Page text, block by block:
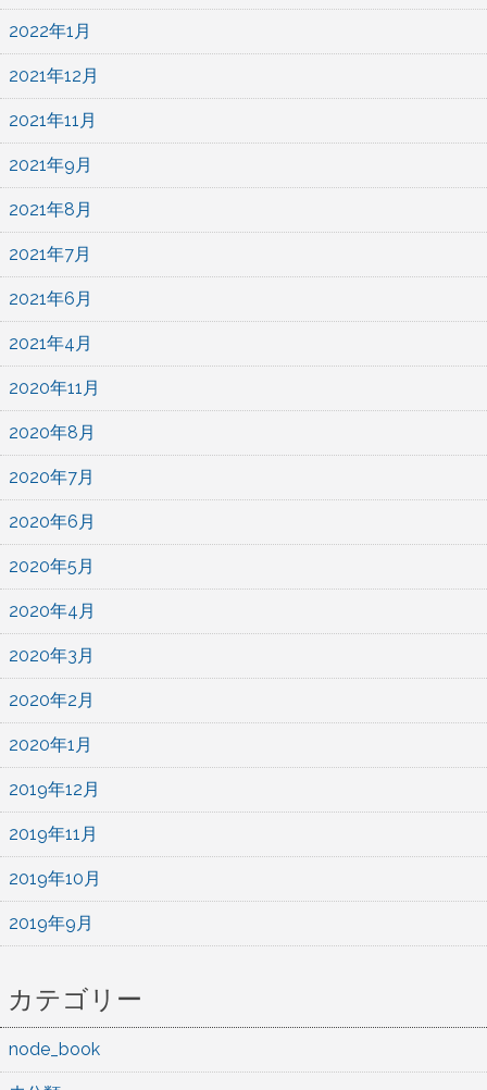
2022年1月
2021年12月
2021年11月
2021年9月
2021年8月
2021年7月
2021年6月
2021年4月
2020年11月
2020年8月
2020年7月
2020年6月
2020年5月
2020年4月
2020年3月
2020年2月
2020年1月
2019年12月
2019年11月
2019年10月
2019年9月
カテゴリー
node_book